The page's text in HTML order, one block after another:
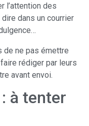
l’attention des
dans un courrier
de ne pas émettre
rédiger par leurs
avant envoi.
à tenter